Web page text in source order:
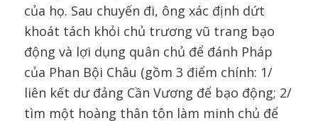
của họ. Sau chuyến đi, ông xác định dứt
khoát tách khỏi chủ trương vũ trang bạo
động và lợi dụng quân chủ để đánh Pháp
của Phan Bội Châu (gồm 3 điểm chính: 1/
liên kết dư đảng Cần Vương để bạo động; 2/
tìm một hoàng thân tôn làm minh chủ để